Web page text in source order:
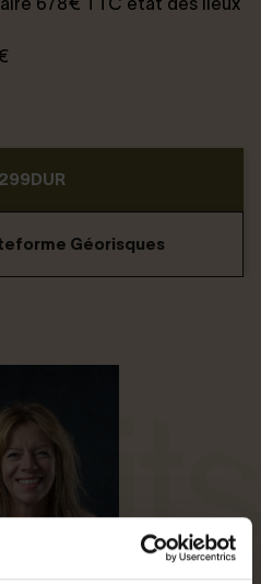
Géorisques